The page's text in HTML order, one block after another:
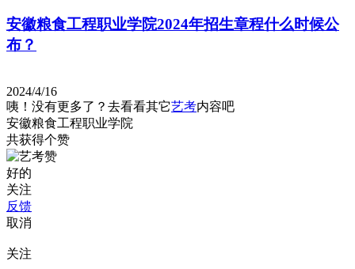
安徽粮食工程职业学院2024年招生章程什么时候公
布？
2024/4/16
咦！没有更多了？去看看其它艺考内容吧
安徽粮食工程职业学院
共获得个赞
好的
关注
反馈
取消
关注